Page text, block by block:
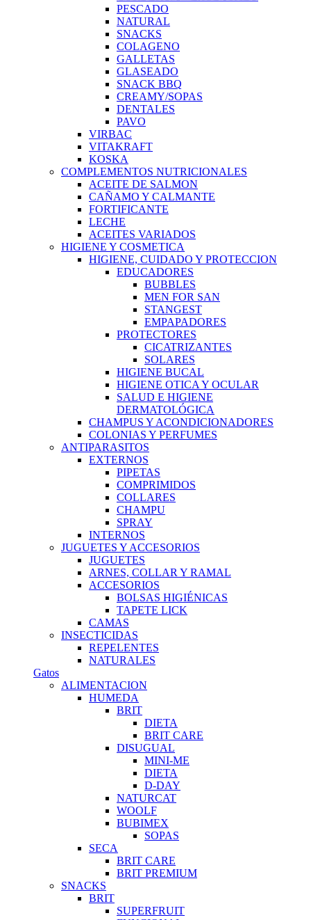
PESCADO
NATURAL
SNACKS
COLAGENO
GALLETAS
GLASEADO
SNACK BBQ
CREAMY/SOPAS
DENTALES
PAVO
VIRBAC
VITAKRAFT
KOSKA
COMPLEMENTOS NUTRICIONALES
ACEITE DE SALMON
CAÑAMO Y CALMANTE
FORTIFICANTE
LECHE
ACEITES VARIADOS
HIGIENE Y COSMETICA
HIGIENE, CUIDADO Y PROTECCION
EDUCADORES
BUBBLES
MEN FOR SAN
STANGEST
EMPAPADORES
PROTECTORES
CICATRIZANTES
SOLARES
HIGIENE BUCAL
HIGIENE OTICA Y OCULAR
SALUD E HIGIENE
DERMATOLÓGICA
CHAMPUS Y ACONDICIONADORES
COLONIAS Y PERFUMES
ANTIPARASITOS
EXTERNOS
PIPETAS
COMPRIMIDOS
COLLARES
CHAMPU
SPRAY
INTERNOS
JUGUETES Y ACCESORIOS
JUGUETES
ARNES, COLLAR Y RAMAL
ACCESORIOS
BOLSAS HIGIÉNICAS
TAPETE LICK
CAMAS
INSECTICIDAS
REPELENTES
NATURALES
Gatos
ALIMENTACION
HUMEDA
BRIT
DIETA
BRIT CARE
DISUGUAL
MINI-ME
DIETA
D-DAY
NATURCAT
WOOLF
BUBIMEX
SOPAS
SECA
BRIT CARE
BRIT PREMIUM
SNACKS
BRIT
SUPERFRUIT